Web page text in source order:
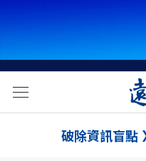
破除資訊盲點